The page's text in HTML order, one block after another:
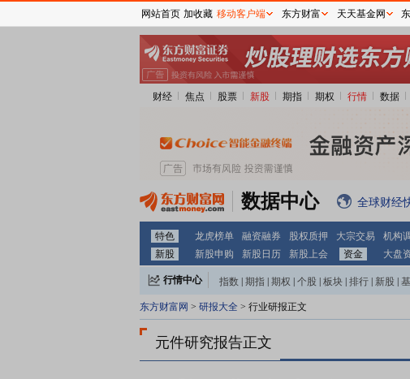
财经 焦点 股票 新股 期指 期权 行情 数据
数据中心 全球财经
特色 龙虎榜单 融资融券 股权质押 大宗交易 机构
新股
新股申购 新股日历 新股上会 资金 大盘
行情中心 指数 期指 期权 个股 板块 排行 新股
东方财富网 > 研报大全 > 行业研报正文
元件研究报告正文
网站首页 加收藏 移动客户端 东方财富 天天基金网